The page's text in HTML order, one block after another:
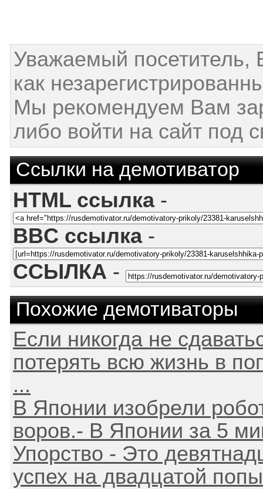
Уважаемый посетитель,
как
Мы рекомендуем Вам
либо войти на сайт под
Ссылки на демотиватор
HTML ссылка-
BBC ссылка-
ССЫЛКА -
Похожие демотиваторы
Если никогда не
потерять всю жизнь в
...
В Японии изобрели
воров.- В Японии за 5
Упорство - Это
успех на двадцатой